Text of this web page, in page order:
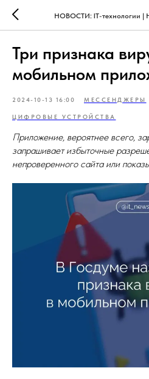
НОВОСТИ: IT-технологии |
Три признака
мобильном
2024-10-13 16:00 МЕССЕНДЖЕРЫ
ЦИФРОВЫЕ УСТРОЙСТВА
Приложение, вероятнее всего,
запрашивает избыточные
непроверенного сайта или